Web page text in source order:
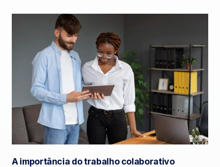
A importância do trabalho colaborativo